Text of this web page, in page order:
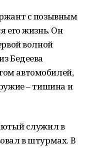
с позывным
его жизнь. Он
волной
Бедеева
автомобилей,
– тишина и
служил в
в штурмах. В